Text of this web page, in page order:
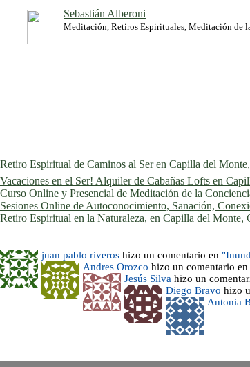
Sebastián Alberoni
Meditación, Retiros Espirituales, Meditación de
Retiro Espiritual de Caminos al Ser en Capilla del
Vacaciones en el Ser! Alquiler de Cabañas Lofts en
Curso Online y Presencial de Meditación de la
Sesiones Online de Autoconocimiento, Sanación,
Retiro Espiritual en la Naturaleza, en Capilla del Monte,
juan pablo riveros hizo un comentario en
Andres Orozco hizo un comentario en
Jesús Silva hizo un
Diego Bravo hizo
Antonia